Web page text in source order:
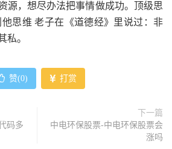
源，想尽办法把事情做成功。顶级思
思维 老子在《道德经》里说过：非
私。
赞(0) 打赏
码多
下一篇
中电环保股票-中电环保股票会
涨吗